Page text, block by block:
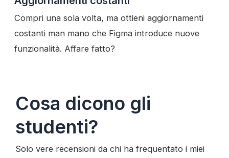
Compri una sola volta, ma ottieni aggiornamenti
costanti man mano che Figma introduce nuove
funzionalità. Affare fatto?
Cosa dicono gli
studenti?
Solo vere recensioni da chi ha frequentato i miei